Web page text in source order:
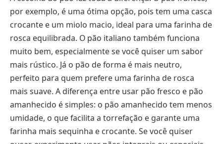
por exemplo, é uma ótima opção, pois tem uma casca
crocante e um miolo macio, ideal para uma farinha de
rosca equilibrada. O pão italiano também funciona
muito bem, especialmente se você quiser um sabor
mais rústico. Já o pão de forma é mais neutro,
perfeito para quem prefere uma farinha de rosca
mais suave. A diferença entre usar pão fresco e pão
amanhecido é simples: o pão amanhecido tem menos
umidade, o que facilita a torrefação e garante uma
farinha mais sequinha e crocante. Se você quiser